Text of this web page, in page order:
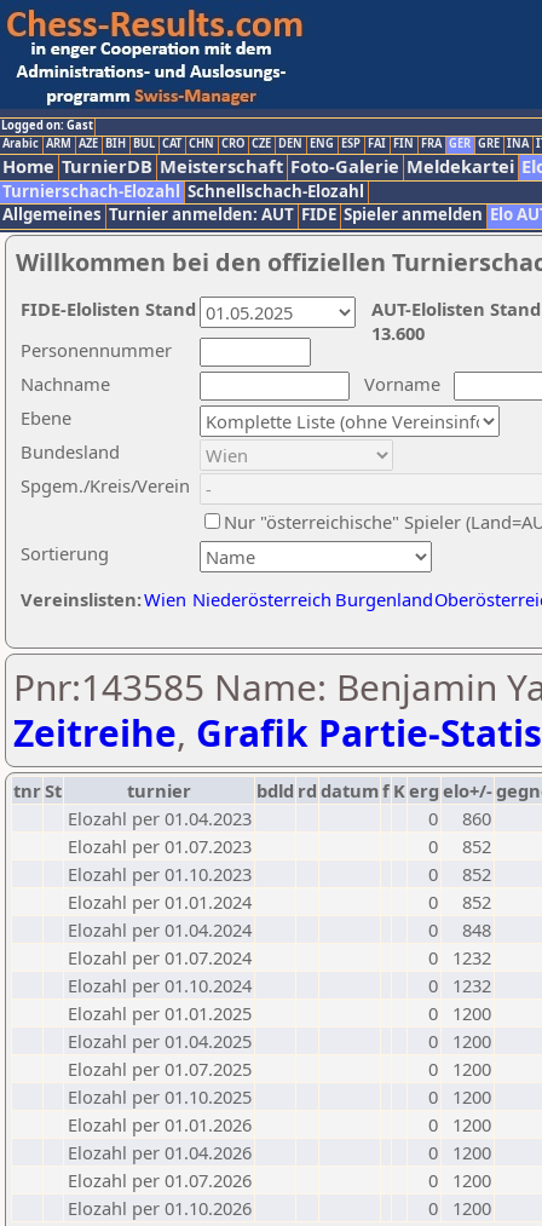
Logged on: Gast
Arabic ARM AZE BIH BUL CAT CHN CRO CZE DEN ENG ESP FAI FIN FRA GER GRE INA
Home TurnierDB Meisterschaft Foto-Galerie Meldekartei
Turnierschach-Elozahl Schnellschach-Elozahl
Allgemeines Turnier anmelden: AUT FIDE Spieler anmelden Elo
Willkommen bei den offiziellen
Nachname
Vorname
Ebene
Sortierung
Personennummer
Bundesland
Spgem./Kreis/Verein
Nur "österreichische" Spieler
Vereinslisten:Wien Niederösterreich Burgenland
AUT-Elolisten
13.600
FIDE-Elolisten Stand
Pnr:143585 Name: Benjamin
Zeitreihe, Grafik Partie-
tnrSt turnier bdld rd datumf Kerg elo+/-
Elozahl per 01.04.2023
0
860
Elozahl per 01.07.2023
0
852
Elozahl per 01.10.2023
0
852
Elozahl per 01.01.2024
0
852
Elozahl per 01.04.2024
0
848
Elozahl per 01.07.2024
0
1232
Elozahl per 01.10.2024
0
1232
Elozahl per 01.01.2025
0
1200
Elozahl per 01.04.2025
0
1200
Elozahl per 01.07.2025
0
1200
Elozahl per 01.10.2025
0
1200
Elozahl per 01.01.2026
0
1200
Elozahl per 01.04.2026
0
1200
Elozahl per 01.07.2026
0
1200
Elozahl per 01.10.2026
0 1200